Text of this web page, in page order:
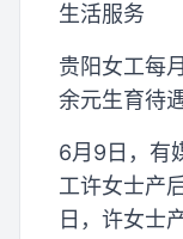
生活服务
贵阳女工每
余元生育待
6月9日，有
工许女士产
日，许女士